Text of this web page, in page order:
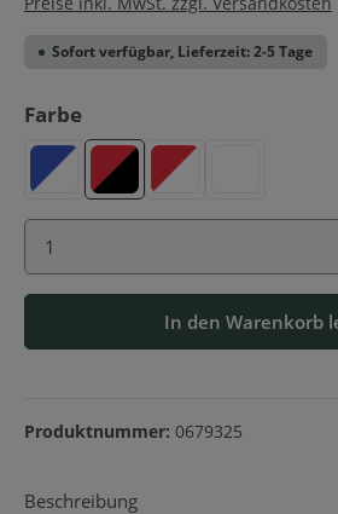
Sofort verfügbar, Lieferzeit: 2-5 Tage
Farbeauswählen
Blau-WeißRot-Schwarz
Produkt Anzahl: Gib den
In den Warenkorb
Produktnummer: 0679325
Beschreibung